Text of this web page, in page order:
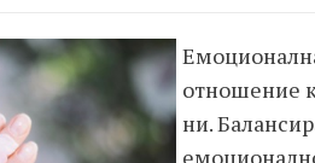
отношение
ни.